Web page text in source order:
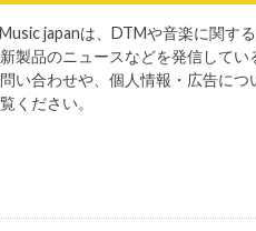
japanは、DTMや音楽に関す
製品のニュースなどを発信してい
い合わせや、個人情報・広告につ
ください。